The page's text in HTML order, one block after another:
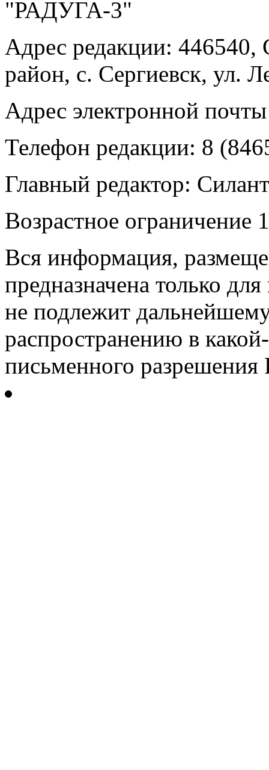
"РАДУГА-3"
Адрес редакции: 446540,
район, с. Сергиевск, ул.
Адрес электронной
Телефон редакции: 8
Главный редактор:
Возрастное ограничение
Вся информация,
предназначена только
не подлежит
распространению в
письменного разрешения